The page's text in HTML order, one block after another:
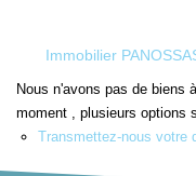
Immobilier
Nous n'avons pas de biens
moment , plusieurs options
Transmettez-nous votre